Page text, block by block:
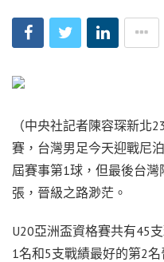
（中央社記者陳容琛新北
賽，台灣男足今天迎戰尼
屆賽事第1球，但最後台
張，晉級之路渺茫。
U20亞洲盃資格賽共有45
1名和5支戰績最好的第2